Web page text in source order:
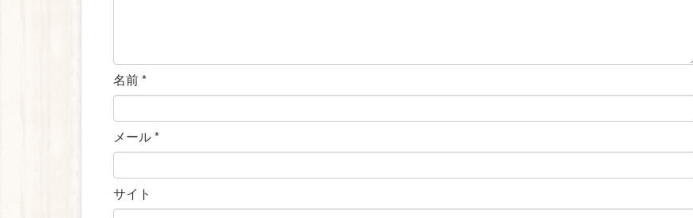
名前*
メール*
サイト